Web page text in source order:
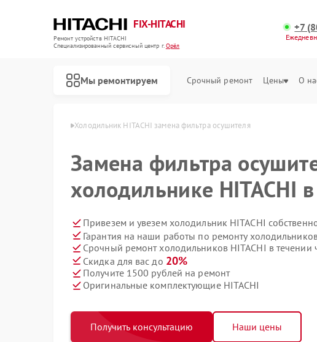
FIX-HITACHI
Ремонт устройств HITACHI
Специализированный cервисный центр г.Орёл
+7
Мы ремонтируем Срочный ремонт Цены О
HITACHI в Орле Холодильник HITACHI замена фильтра осушителя
Замена фильтра
холодильнике HITACHI
Привезем и увезем холодильник HITACHI
Гарантия на наши работы по ремонту
Срочный ремонт холодильников HITACHI в течении
Скидка для вас до 20%
Получите 1500 рублей на ремонт
Оригинальные комплектующие HITACHI
Получить консультацию Наши цены